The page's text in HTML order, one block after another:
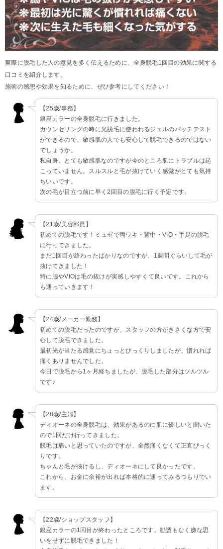
実際に脱毛した人の意見を多く伝えるために、全身脱毛1回目の効果に関する
口コミを紹介します。
施術の感想や効果を知るために、ぜひ参考にしてください！
【25歳/事務】
銀座カラーの全身脱毛に行きました。
カウンセリングの時に光脱毛に使われるジェルのパッチテスト
ができるので、敏感肌の人でも安心して脱毛できるのではない
でしょうか。
私自身、とても敏感肌なのですが今のところ肌にトラブルは起
こっていません。スルスルと毛が抜けていく感覚がとても気持
ちいいです。
次の毛が目立つ前に早く2回目の脱毛に行く予定です。
【21歳/美容部員】
初めての脱毛です！ミュゼで両ワキ・背中・VIO・手足の脱毛
に行ってきました。
まだ1回目が終わったばかりなのですが、1週間ぐらいして毛が
抜けてきました！
特に脇やVIOは毛の抜けが実感しやすくて良いです。これから
も通っていきます！
【24歳/メーカー勤務】
初めての脱毛だったのですが、スタッフの方がきさくな方で安
心して脱毛できました。
最初光が当たる感覚にちょっとびっくりしましたが、慣れれば
痛くありませんでした。
今日で脱毛から1ヶ月経ちましたが、脱毛した部分はツルツル
です♪
【28歳/主婦】
ディオーネの全身脱毛は、効果があるのに肌に優しいと聞いた
ので1回だけ行ってきました。
脱毛は痛いと思っていたのですが、全然痛くなくて正直びっく
りです。
ちゃんと毛が抜けるし、ディオーネにして良かったです。
これから、お金に余裕が出れば本格的に通ってみるつもりでい
ます。
【22歳/ショップスタッフ】
銀座カラーの1回目が終わったところです。勧誘もなく嫌な思
いをせずに脱毛できました！